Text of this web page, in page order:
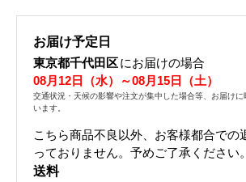
お届け予定日
東京都千代田区にお届けの場合
08月12日（水）～08月15日（土）
交通状況・天候の影響や注文が集中した場合等、お届け
います。
こちら商品不良以外、お客様都合での
っておりません。予めご了承ください。
送料